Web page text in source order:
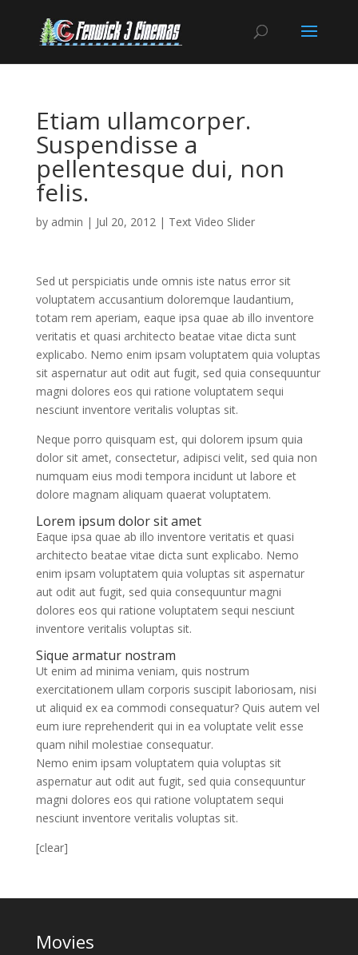
Etiam ullamcorper.
Suspendisse a
pellentesque dui, non
felis.
by admin | Jul 20, 2012| Text Video Slider
Sed ut perspiciatis unde omnis iste natus error sit
voluptatem accusantium doloremque laudantium,
totam rem aperiam, eaque ipsa quae ab illo inventore
veritatis et quasi architecto beatae vitae dicta sunt
explicabo. Nemo enim ipsam voluptatem quia voluptas
sit aspernatur aut odit aut fugit, sed quia consequuntur
magni dolores eos qui ratione voluptatem sequi
nesciunt inventore veritalis voluptas sit.
Neque porro quisquam est, qui dolorem ipsum quia
dolor sit amet, consectetur, adipisci velit, sed quia non
numquam eius modi tempora incidunt ut labore et
dolore magnam aliquam quaerat voluptatem.
Lorem ipsum dolor sit amet
Eaque ipsa quae ab illo inventore veritatis et quasi
architecto beatae vitae dicta sunt explicabo. Nemo
enim ipsam voluptatem quia voluptas sit aspernatur
aut odit aut fugit, sed quia consequuntur magni
dolores eos qui ratione voluptatem sequi nesciunt
inventore veritalis voluptas sit.
Sique armatur nostram
Ut enim ad minima veniam, quis nostrum
exercitationem ullam corporis suscipit laboriosam, nisi
ut aliquid ex ea commodi consequatur? Quis autem vel
eum iure reprehenderit qui in ea voluptate velit esse
quam nihil molestiae consequatur.
Nemo enim ipsam voluptatem quia voluptas sit
aspernatur aut odit aut fugit, sed quia consequuntur
magni dolores eos qui ratione voluptatem sequi
nesciunt inventore veritalis voluptas sit.
[clear]
Movies